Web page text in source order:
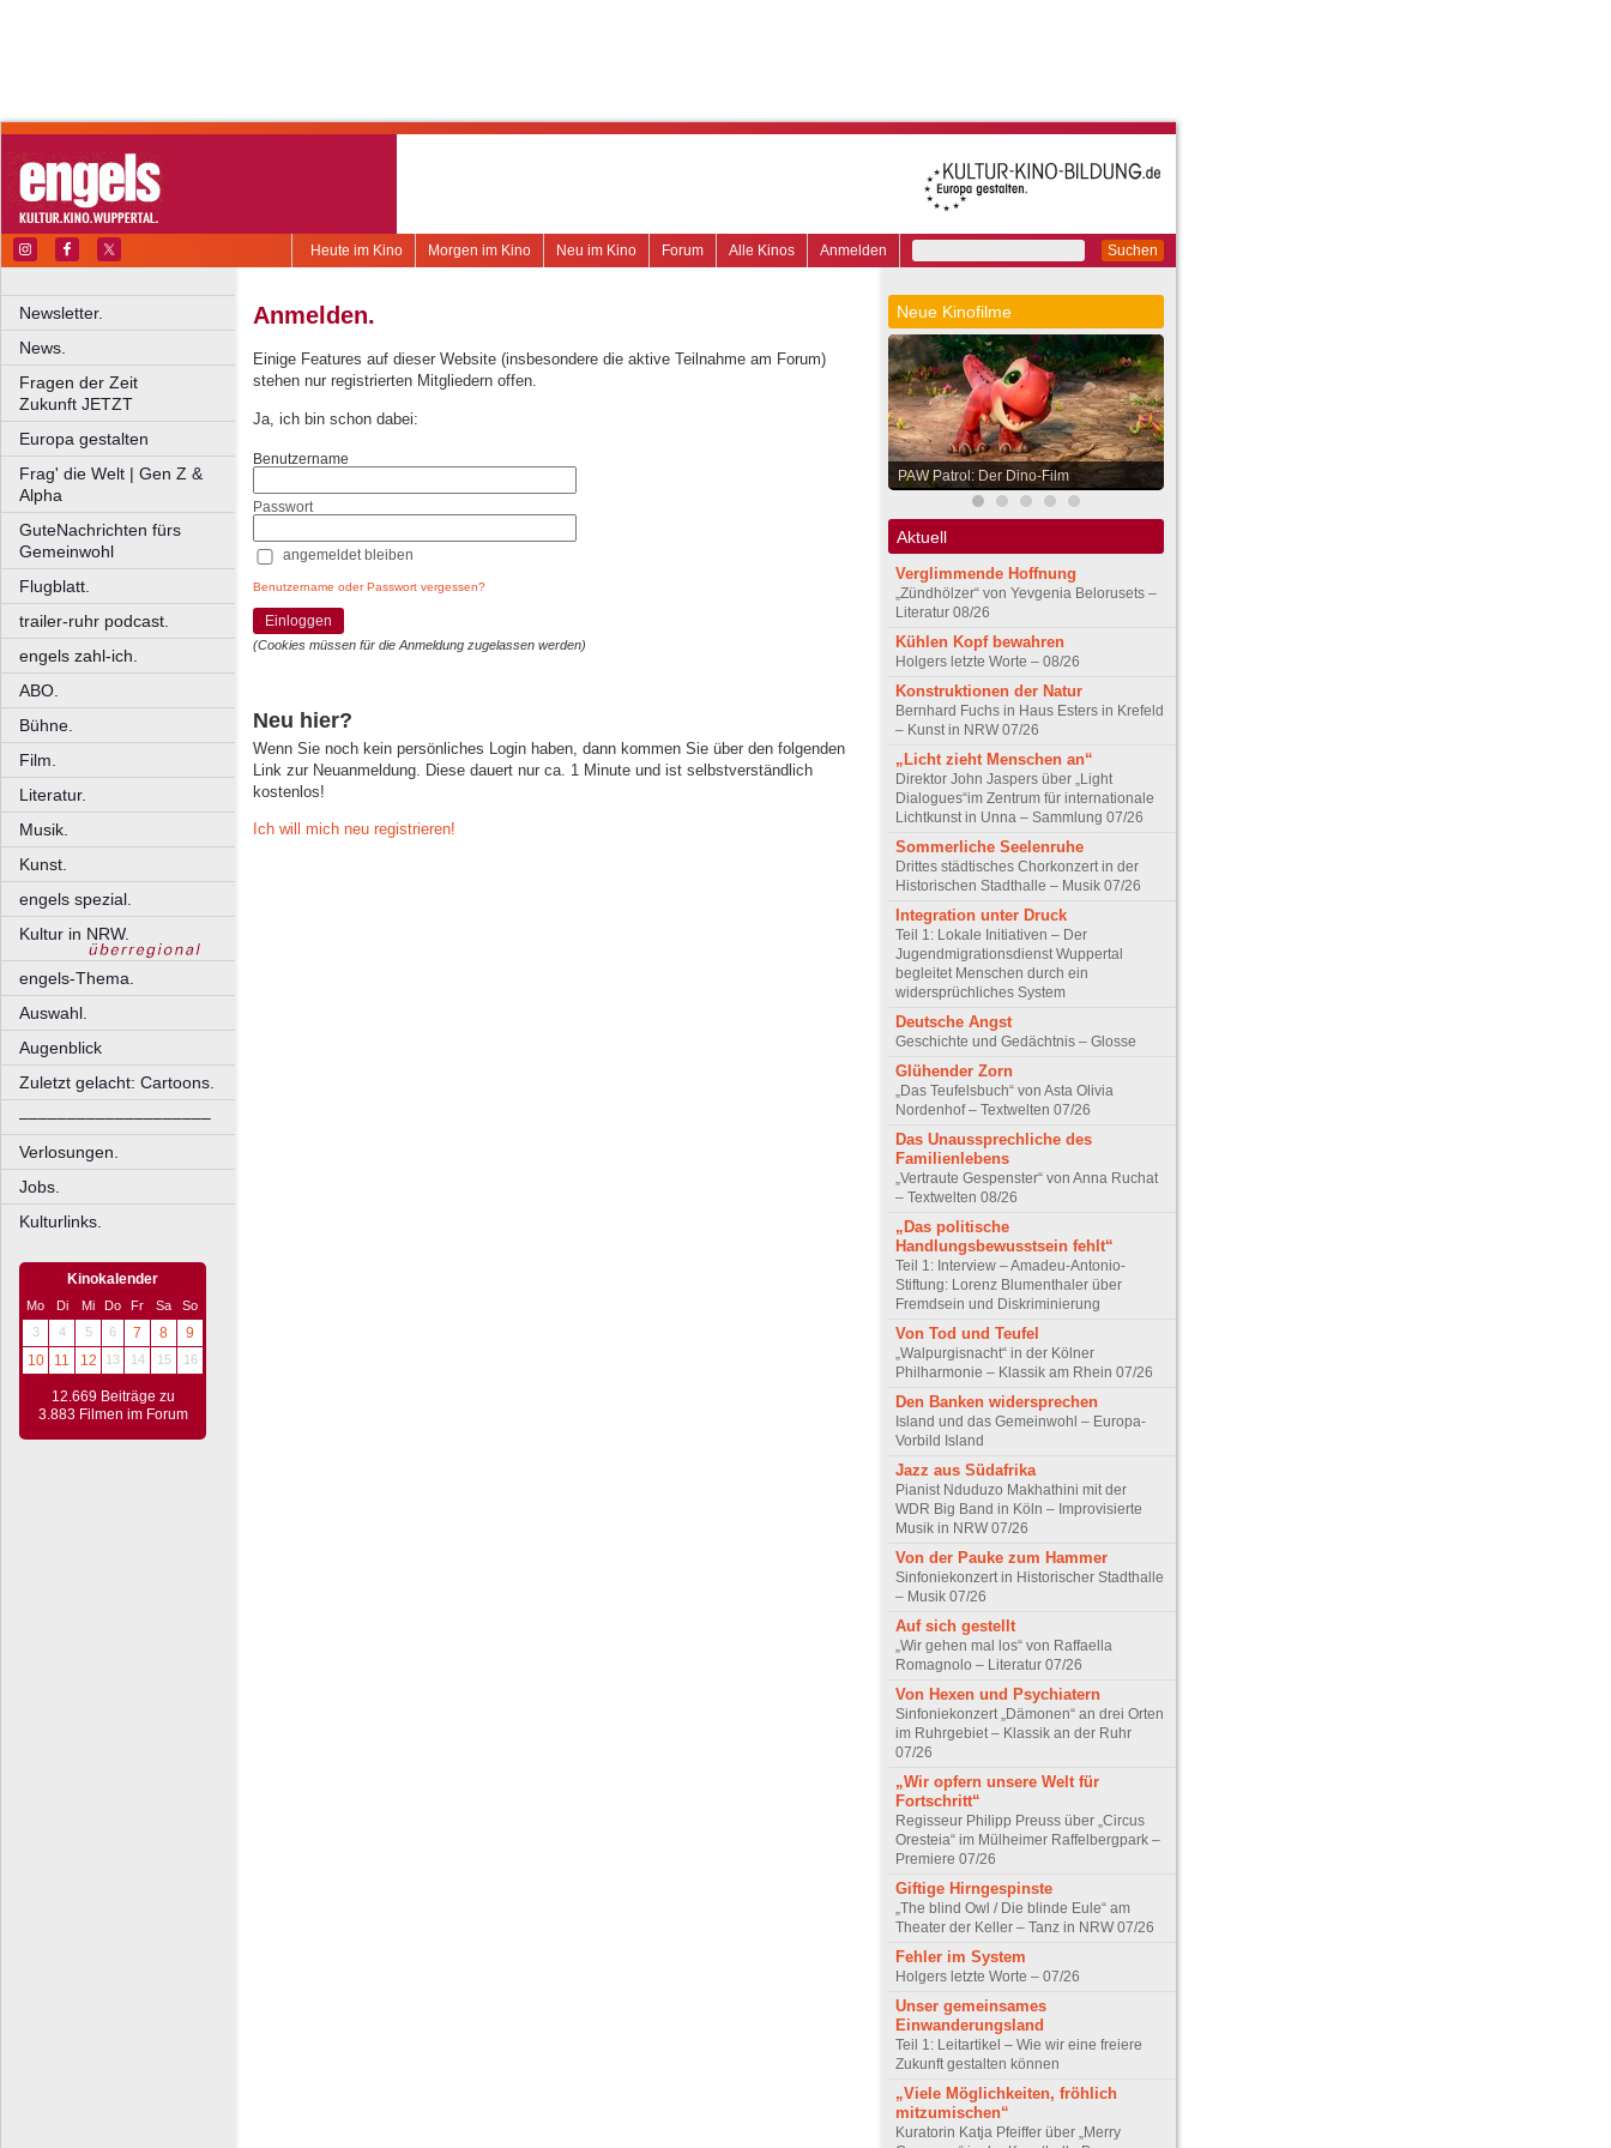
Suchen
Anmelden
Alle Kinos
Forum
Neu im Kino
Morgen im Kino
Heute im Kino
Newsletter.
News.
Fragen der Zeit
Zukunft JETZT
Europa gestalten
Frag' die Welt | Gen Z &
Alpha
GuteNachrichten fürs
Gemeinwohl
Flugblatt.
trailer-ruhr podcast.
engels zahl-ich.
ABO.
Bühne.
Film.
Literatur.
Musik.
Kunst.
engels spezial.
Kultur in NRW.
engels-Thema.
Auswahl.
Augenblick
Zuletzt gelacht: Cartoons.
––––––––––––––––––––
Verlosungen.
Jobs.
Kulturlinks.
Kinokalender
Mo Di Mi Do Fr Sa
So
3
4 5 6 7 8
9
10
11 12 13 14 15 16
12.669 Beiträge zu
3.883 Filmen im Forum
Anmelden.
Einige Features auf dieser Website (insbesondere die aktive Teilnahme am Forum)
stehen nur registrierten Mitgliedern offen.
Ja, ich bin schon dabei:
Benutzername
Passwort
angemeldet bleiben
Benutzername oder Passwort vergessen?
Einloggen
(Cookies müssen für die Anmeldung zugelassen werden)
Neu hier?
Wenn Sie noch kein persönliches Login haben, dann kommen Sie über den folgenden
Link zur Neuanmeldung. Diese dauert nur ca. 1 Minute und ist selbstverständlich
kostenlos!
Ich will mich neu registrieren!
Neue Kinofilme
PAW Patrol: Der Dino-Film
Aktuell
Verglimmende Hoffnung
„Zündhölzer“ von Yevgenia Belorusets –
Literatur 08/26
Kühlen Kopf bewahren
Holgers letzte Worte – 08/26
Konstruktionen der Natur
Bernhard Fuchs in Haus Esters in Krefeld
– Kunst in NRW 07/26
„Licht zieht Menschen an“
Direktor John Jaspers über „Light
Dialogues“im Zentrum für internationale
Lichtkunst in Unna – Sammlung 07/26
Sommerliche Seelenruhe
Drittes städtisches Chorkonzert in der
Historischen Stadthalle – Musik 07/26
Integration unter Druck
Teil 1: Lokale Initiativen – Der
Jugendmigrationsdienst Wuppertal
begleitet Menschen durch ein
widersprüchliches System
Deutsche Angst
Geschichte und Gedächtnis – Glosse
Glühender Zorn
„Das Teufelsbuch“ von Asta Olivia
Nordenhof – Textwelten 07/26
Das Unaussprechliche des
Familienlebens
„Vertraute Gespenster“ von Anna Ruchat
– Textwelten 08/26
„Das politische
Handlungsbewusstsein fehlt“
Teil 1: Interview – Amadeu-Antonio-
Stiftung: Lorenz Blumenthaler über
Fremdsein und Diskriminierung
Von Tod und Teufel
„Walpurgisnacht“ in der Kölner
Philharmonie – Klassik am Rhein 07/26
Den Banken widersprechen
Island und das Gemeinwohl – Europa-
Vorbild Island
Jazz aus Südafrika
Pianist Nduduzo Makhathini mit der
WDR Big Band in Köln – Improvisierte
Musik in NRW 07/26
Von der Pauke zum Hammer
Sinfoniekonzert in Historischer Stadthalle
– Musik 07/26
Auf sich gestellt
„Wir gehen mal los“ von Raffaella
Romagnolo – Literatur 07/26
Von Hexen und Psychiatern
Sinfoniekonzert „Dämonen“ an drei Orten
im Ruhrgebiet – Klassik an der Ruhr
07/26
„Wir opfern unsere Welt für
Fortschritt“
Regisseur Philipp Preuss über „Circus
Oresteia“ im Mülheimer Raffelbergpark –
Premiere 07/26
Giftige Hirngespinste
„The blind Owl / Die blinde Eule“ am
Theater der Keller – Tanz in NRW 07/26
Fehler im System
Holgers letzte Worte – 07/26
Unser gemeinsames
Einwanderungsland
Teil 1: Leitartikel – Wie wir eine freiere
Zukunft gestalten können
„Viele Möglichkeiten, fröhlich
mitzumischen“
Kuratorin Katja Pfeiffer über „Merry